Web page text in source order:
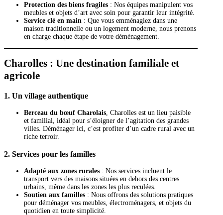
Protection des biens fragiles : Nos équipes manipulent vos
meubles et objets d’art avec soin pour garantir leur intégrité.
Service clé en main : Que vous emménagiez dans une
maison traditionnelle ou un logement moderne, nous prenons
en charge chaque étape de votre déménagement.
Charolles : Une destination familiale et
agricole
1. Un village authentique
Berceau du bœuf Charolais, Charolles est un lieu paisible
et familial, idéal pour s’éloigner de l’agitation des grandes
villes. Déménager ici, c’est profiter d’un cadre rural avec un
riche terroir.
2. Services pour les familles
Adapté aux zones rurales : Nos services incluent le
transport vers des maisons situées en dehors des centres
urbains, même dans les zones les plus reculées.
Soutien aux familles : Nous offrons des solutions pratiques
pour déménager vos meubles, électroménagers, et objets du
quotidien en toute simplicité.